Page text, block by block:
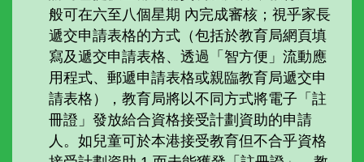
般可在六至八個星期 內完成審核；視乎家長
遞交申請表格的方式（包括於教育局網頁填
寫及遞交申請表格、透過「智方便」流動應
用程式、郵遞申請表格或親臨教育局遞交申
請表格），教育局將以不同方式將電子「註
冊證」發放給合資格接受計劃資助的申請
人。如兒童可於本港接受教育但不合乎資格